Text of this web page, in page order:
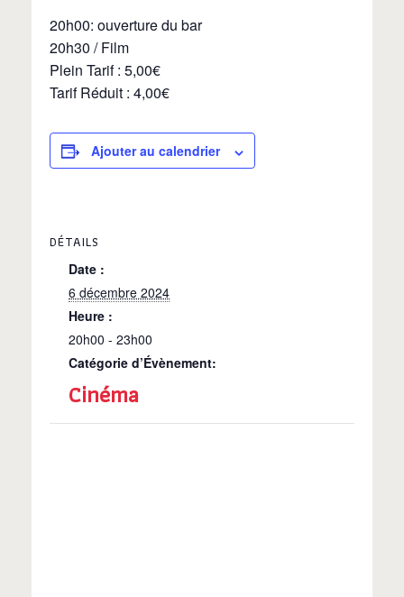
20h00: ouverture du bar
20h30 / Film
Plein Tarif : 5,00€
Tarif Réduit : 4,00€
Ajouter au calendrier
DÉTAILS
Date :
6 décembre 2024
Heure :
20h00 - 23h00
Catégorie d’Évènement:
Cinéma